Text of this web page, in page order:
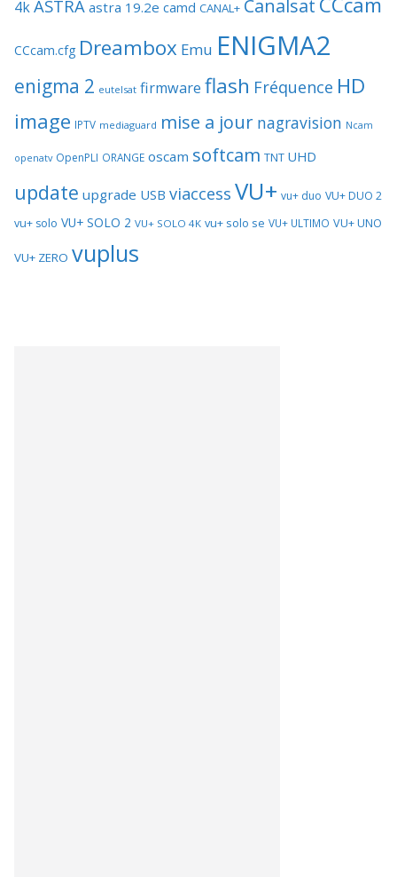
4kASTRA astra 19.2e camd CANAL+ Canalsat
CCcam.cfg Dreambox Emu ENIGMA2
enigma 2 eutelsat firmware flash Fréquence HD
image IPTV mediaguard mise a jour nagravision Ncam
openatv OpenPLI ORANGE oscam softcam TNT UHD
update upgrade USB viaccess VU+ vu+ duo VU+ DUO 2
vu+ solo VU+ SOLO 2 VU+ SOLO 4K vu+ solo se VU+ ULTIMO VU+ UNO
VU+ ZERO vuplus